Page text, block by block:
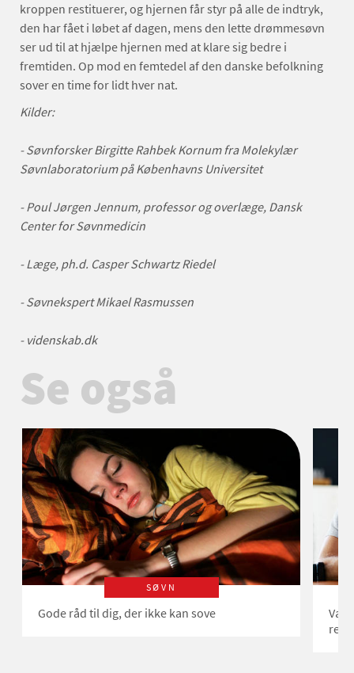
kroppen restituerer, og hjernen får styr på alle de indtryk,
den har fået i løbet af dagen, mens den lette drømmesøvn
ser ud til at hjælpe hjernen med at klare sig bedre i
fremtiden. Op mod en femtedel af den danske befolkning
sover en time for lidt hver nat.
Kilder:
- Søvnforsker Birgitte Rahbek Kornum fra Molekylær
Søvnlaboratorium på Københavns Universitet
- Poul Jørgen Jennum, professor og overlæge, Dansk
Center for Søvnmedicin
- Læge, ph.d. Casper Schwartz Riedel
- Søvnekspert Mikael Rasmussen
- videnskab.dk
Se også
SØVN
Gode råd til dig, der ikke kan sove
Vær